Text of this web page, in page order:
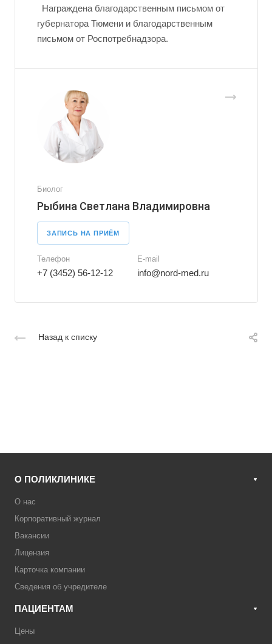
Награждена благодарственным письмом от
губернатора Тюмени и благодарственным
письмом от Роспотребнадзора.
Биолог
Рыбина Светлана Владимировна
ЗАПИСЬ НА ПРИЁМ
Телефон
+7 (3452) 56-12-12
E-mail
info@nord-med.ru
Назад к списку
О ПОЛИКЛИНИКЕ
О нас
Корпоративный журнал
Вакансии
Лицензия
Карточка компании
Сведения об учредителе
ПАЦИЕНТАМ
Цены